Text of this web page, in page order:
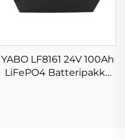
YABO LF8161 24V 100Ah
LiFePO4 Batteripakke